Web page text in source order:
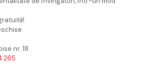
nr. 18
265